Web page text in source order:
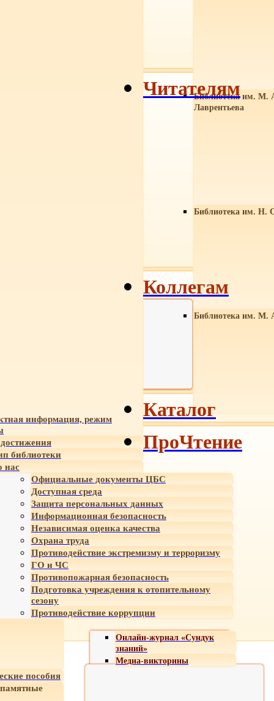
Библиотека им. М.
Лаврентьева
Библиотека им. Н.
Библиотека им. М.
информация, режим
библиотеки
нас
Официальные документы ЦБС
Доступная среда
Защита персональных данных
Информационная безопасность
Независимая оценка качества
Охрана труда
Противодействие экстремизму и терроризму
ГО и ЧС
Противопожарная безопасность
Подготовка учреждения к отопительному
сезону
Противодействие коррупции
Онлайн-журнал «Сундук
знаний»
Медиа-викторины
пособия
Читателям
Коллегам
Каталог
ПроЧтение